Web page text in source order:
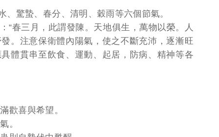
驚蟄、春分、清明、穀雨等六個節氣。
“春三月，此謂發陳。天地俱生，萬物以榮。人
。注意保衛體內陽氣，使之不斷充沛，逐漸旺
體貫串至飲食、運動、起居，防病、精神等各
歡喜與希望。
。